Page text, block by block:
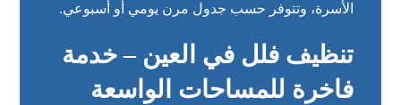
الأسرة، وتتوفر حسب جدول مرن يومي أو أسبوعي.
تنظيف فلل في العين – خدمة
فاخرة للمساحات الواسعة